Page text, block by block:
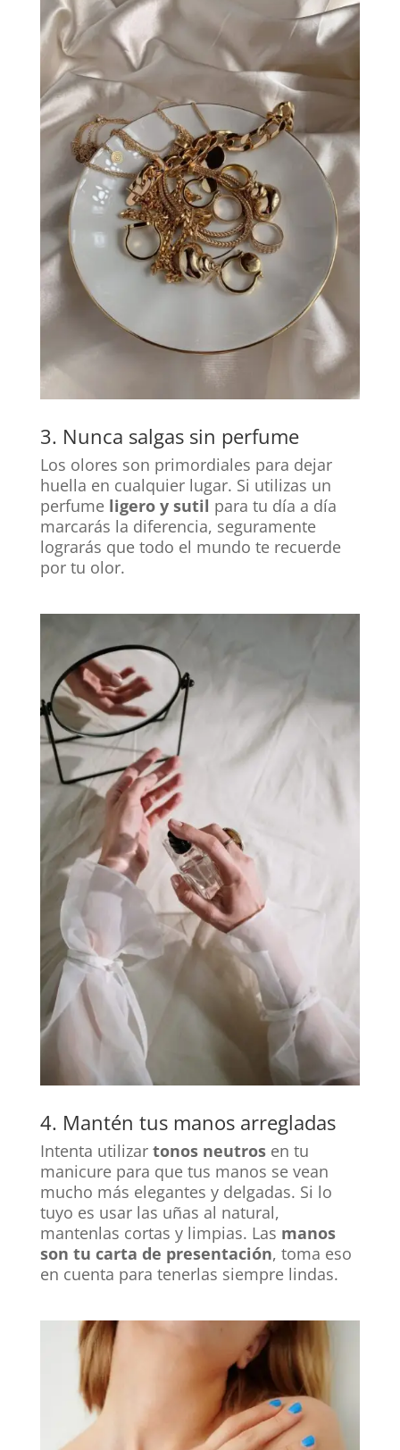
3. Nunca salgas sin perfume
Los olores son primordiales para dejar
huella en cualquier lugar. Si utilizas un
perfume ligero y sutil para tu día a día
marcarás la diferencia, seguramente
lograrás que todo el mundo te recuerde
por tu olor.
4. Mantén tus manos arregladas
Intenta utilizar tonos neutros en tu
manicure para que tus manos se vean
mucho más elegantes y delgadas. Si lo
tuyo es usar las uñas al natural,
mantenlas cortas y limpias. Las manos
son tu carta de presentación, toma eso
en cuenta para tenerlas siempre lindas.